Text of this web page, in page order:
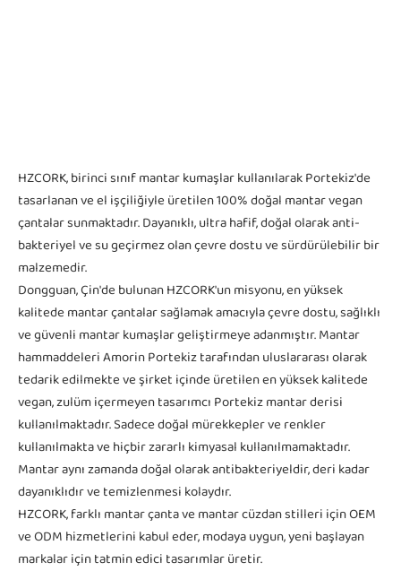
HZCORK, birinci sınıf mantar kumaşlar kullanılarak Portekiz'de
tasarlanan ve el işçiliğiyle üretilen 100% doğal mantar vegan
çantalar sunmaktadır. Dayanıklı, ultra hafif, doğal olarak anti-
bakteriyel ve su geçirmez olan çevre dostu ve sürdürülebilir bir
malzemedir.
Dongguan, Çin'de bulunan HZCORK'un misyonu, en yüksek
kalitede mantar çantalar sağlamak amacıyla çevre dostu, sağlıklı
ve güvenli mantar kumaşlar geliştirmeye adanmıştır. Mantar
hammaddeleri Amorin Portekiz tarafından uluslararası olarak
tedarik edilmekte ve şirket içinde üretilen en yüksek kalitede
vegan, zulüm içermeyen tasarımcı Portekiz mantar derisi
kullanılmaktadır. Sadece doğal mürekkepler ve renkler
kullanılmakta ve hiçbir zararlı kimyasal kullanılmamaktadır.
Mantar aynı zamanda doğal olarak antibakteriyeldir, deri kadar
dayanıklıdır ve temizlenmesi kolaydır.
HZCORK, farklı mantar çanta ve mantar cüzdan stilleri için OEM
ve ODM hizmetlerini kabul eder, modaya uygun, yeni başlayan
markalar için tatmin edici tasarımlar üretir.